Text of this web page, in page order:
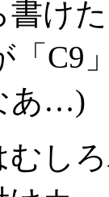
書け
「
あ…)
むし